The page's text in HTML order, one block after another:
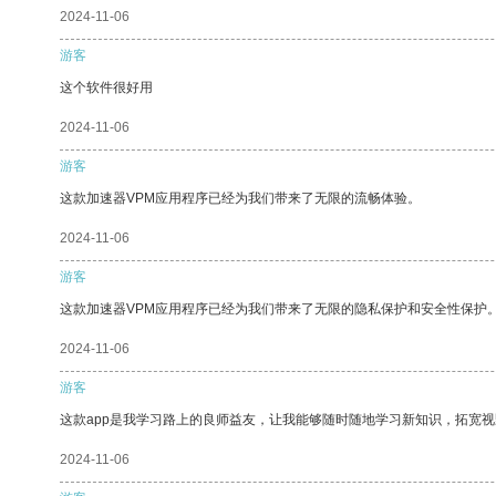
2024-11-06
游客
这个软件很好用
2024-11-06
游客
这款加速器VPM应用程序已经为我们带来了无限的流畅体验。
2024-11-06
游客
这款加速器VPM应用程序已经为我们带来了无限的隐私保护和安全性保护
2024-11-06
游客
这款app是我学习路上的良师益友，让我能够随时随地学习新知识，拓宽
2024-11-06